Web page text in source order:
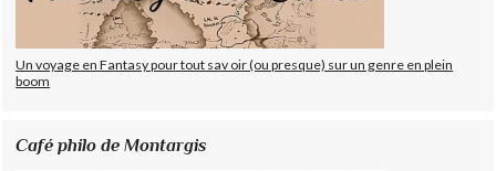
Un voyage en Fantasy pour tout sav oir (ou presque) sur un genre en plein
boom
Café philo de Montargis